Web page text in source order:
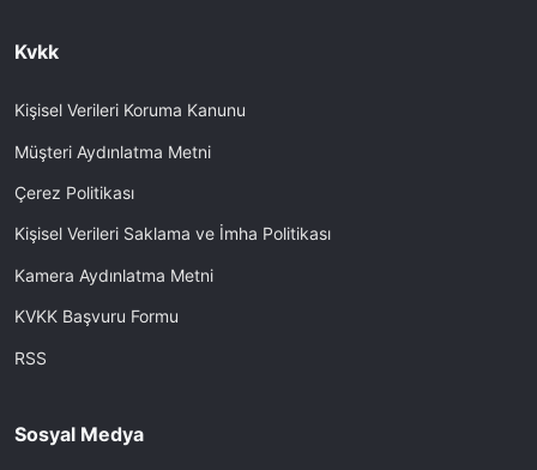
Kvkk
Kişisel Verileri Koruma Kanunu
Müşteri Aydınlatma Metni
Çerez Politikası
Kişisel Verileri Saklama ve İmha Politikası
Kamera Aydınlatma Metni
KVKK Başvuru Formu
RSS
Sosyal Medya